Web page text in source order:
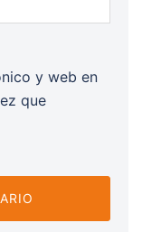
y web en
que